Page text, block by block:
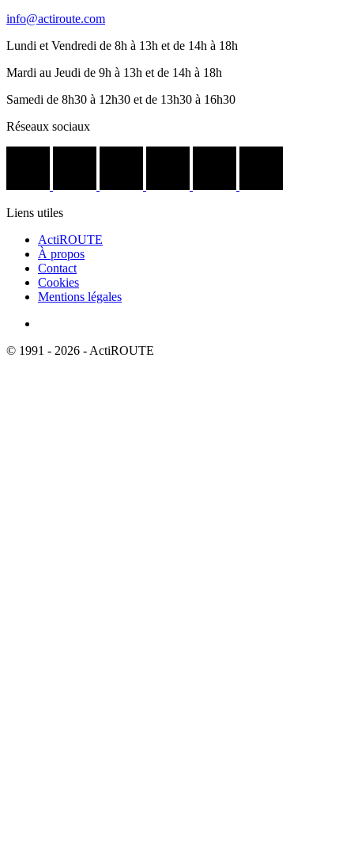
info@actiroute.com
Lundi et Vendredi de 8h à 13h et de 14h à 18h
Mardi au Jeudi de 9h à 13h et de 14h à 18h
Samedi de 8h30 à 12h30 et de 13h30 à 16h30
Réseaux sociaux
Liens utiles
ActiROUTE
À propos
Contact
Cookies
Mentions légales
© 1991 - 2026 - ActiROUTE